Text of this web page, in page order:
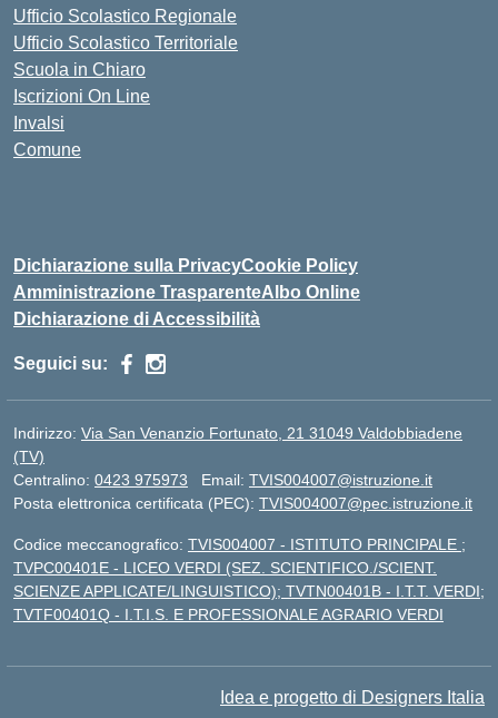
Ufficio Scolastico Regionale
Ufficio Scolastico Territoriale
Scuola in Chiaro
Iscrizioni On Line
Invalsi
Comune
Dichiarazione sulla PrivacyCookie Policy
Amministrazione TrasparenteAlbo Online
Dichiarazione di Accessibilità
Seguici su:
Indirizzo: Via San Venanzio Fortunato, 21 31049 Valdobbiadene
(TV)
Centralino: 0423 975973 Email: TVIS004007@istruzione.it
Posta elettronica certificata (PEC): TVIS004007@pec.istruzione.it
Codice meccanografico: TVIS004007 - ISTITUTO PRINCIPALE ;
TVPC00401E - LICEO VERDI (SEZ. SCIENTIFICO./SCIENT.
SCIENZE APPLICATE/LINGUISTICO); TVTN00401B - I.T.T. VERDI;
TVTF00401Q - I.T.I.S. E PROFESSIONALE AGRARIO VERDI
Idea e progetto di Designers Italia